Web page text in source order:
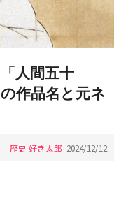
人間五十
作品名と元ネ
歴史 好き太郎 2024/12/12